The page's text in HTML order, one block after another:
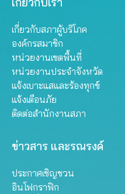
เกี่ยวกับสภาผู้บริโภค
องค์กรสมาชิก
หน่วยงานเขตพื้นที่
หน่วยงานประจำจังหวัด
แจ้งเบาะแสและร้องทุกข์
แจ้งเตือนภัย
ติดต่อสำนักงานสภา
ข่าวสาร และรณรงค์
ประกาศเชิญชวน
อินโฟกราฟิก